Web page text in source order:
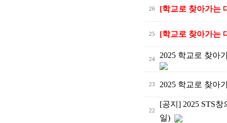
26 [학교로 찾아가는
25 [학교로 찾아가는
24 2025 학교로 찾아
23 2025 학교로 찾아
22
[공지] 2025 STS
일)